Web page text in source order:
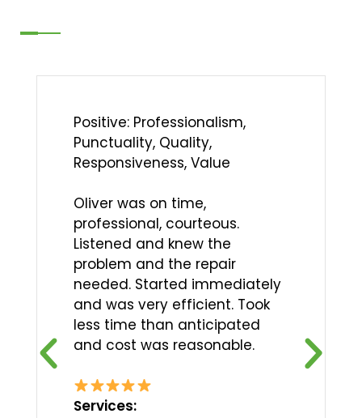
Positive: Professionalism,
Punctuality, Quality,
Responsiveness, Value
Oliver was on time,
professional, courteous.
Listened and knew the
problem and the repair
needed. Started immediately
and was very efficient. Took
less time than anticipated
and cost was reasonable.
Services: